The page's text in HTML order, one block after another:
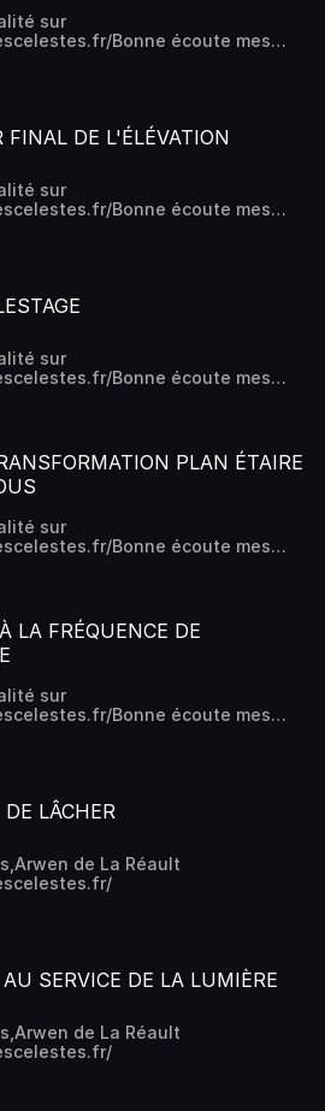
sur
Bonne écoute mes
FINAL DE L'ÉLÉVATION
sur
Bonne écoute mes
sur
Bonne écoute mes
PLAN ÉTAIRE
sur
Bonne écoute mes
LA FRÉQUENCE DE
sur
Bonne écoute mes
LÂCHER
de La Réault
SERVICE DE LA LUMIÈRE
de La Réault